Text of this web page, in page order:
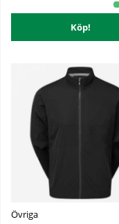
Köp!
Övriga